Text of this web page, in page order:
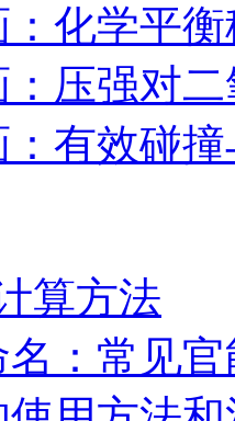
化学平
压强对
有效碰
算方法
：常见